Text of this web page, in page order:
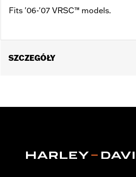
Fits '06-'07 VRSC™ models.
SZCZEGÓŁY
Sold In Units:Pair